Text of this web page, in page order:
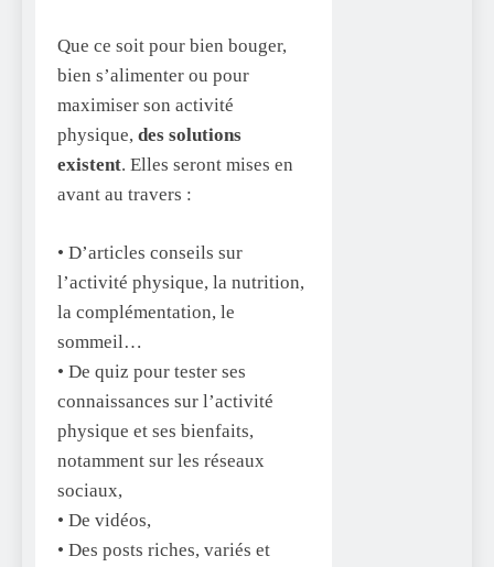
Que ce soit pour bien bouger,
bien s’alimenter ou pour
maximiser son activité
physique, des solutions
existent. Elles seront mises en
avant au travers :
• D’articles conseils sur
l’activité physique, la nutrition,
la complémentation, le
sommeil…
• De quiz pour tester ses
connaissances sur l’activité
physique et ses bienfaits,
notamment sur les réseaux
sociaux,
• De vidéos,
• Des posts riches, variés et